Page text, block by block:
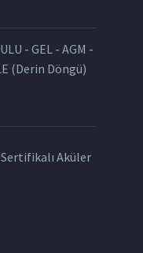
- GEL - AGM -
(Derin Döngü)
Aküler